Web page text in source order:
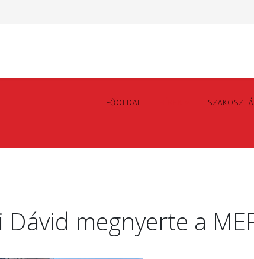
FŐOLDAL
Dávid megnyerte a